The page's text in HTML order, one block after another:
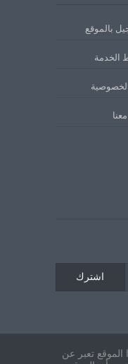
بالموقع
الخدمة
اشترك
الموقع تعبر عن